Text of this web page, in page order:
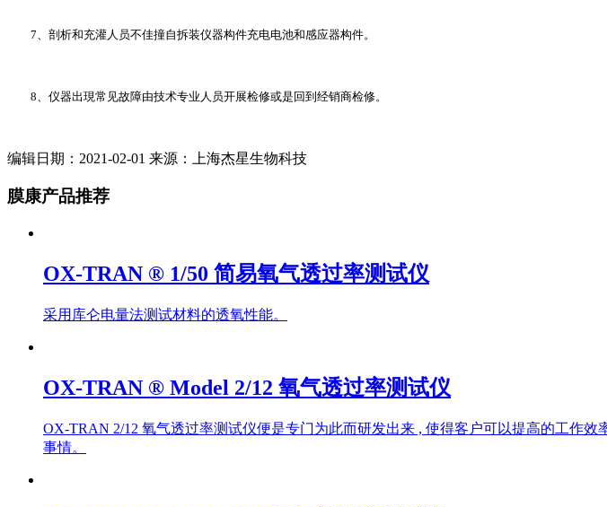
7、剖析和充灌人员不佳撞自拆装仪器构件充电电池和感应器构件。
8、仪器出現常见故障由技术专业人员开展检修或是回到经销商检修。
编辑日期：2021-02-01 来源：上海杰星生物科技
膜康产品推荐
OX-TRAN ® 1/50 简易氧气透过率测试仪
采用库仑电量法测试材料的透氧性能。
OX-TRAN ® Model 2/12 氧气透过率测试仪
OX-TRAN 2/12 氧气透过率测试仪便是专门为此而研发出来 , 使得客户可以提高的工作
事情。